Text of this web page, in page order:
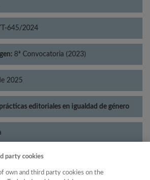
645/2024
8ª Convocatoria (2023)
2025
editoriales en igualdad de género
party cookies
own and third party cookies on the